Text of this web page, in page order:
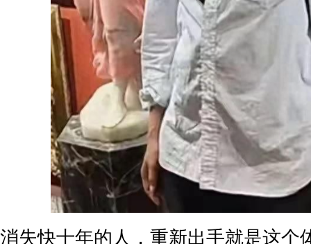
消失快十年的人，重新出手就是这个